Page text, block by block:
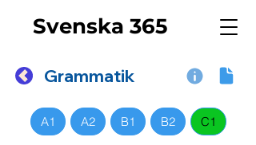
Svenska 365
Grammatik
A1 A2 B1 B2 C1